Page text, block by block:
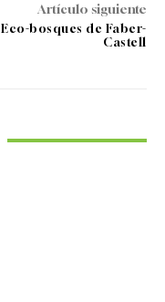
Artículo siguiente
Eco-bosques de Faber-
Castell